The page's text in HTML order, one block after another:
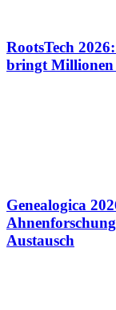
RootsTech
bringt Millionen
Genealogica
Austausch